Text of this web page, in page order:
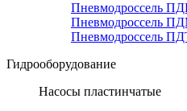
Пневмодроссель
Пневмодроссель
Пневмодроссель
Гидрооборудование
Насосы пластинчатые